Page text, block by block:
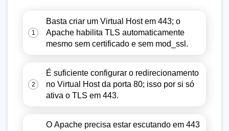
1
Basta criar um Virtual Host em 443; o
Apache habilita TLS automaticamente
mesmo sem certificado e sem mod_ssl.
2
É suficiente configurar o redirecionamento
no Virtual Host da porta 80; isso por si só
ativa o TLS em 443.
O Apache precisa estar escutando em 443